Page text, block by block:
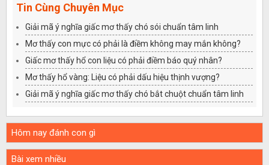
Tin Cùng Chuyên Mục
Giải mã ý nghĩa giấc mơ thấy chó sói chuẩn tâm linh
Mơ thấy con mực có phải là điềm không may mắn không?
Giấc mơ thấy hổ con liệu có phải điềm báo quý nhân?
Mơ thấy hổ vàng: Liệu có phải dấu hiệu thịnh vượng?
Giải mã ý nghĩa giấc mơ thấy chó bắt chuột chuẩn tâm linh
Hôm nay đánh con gì
Bài xem nhiều